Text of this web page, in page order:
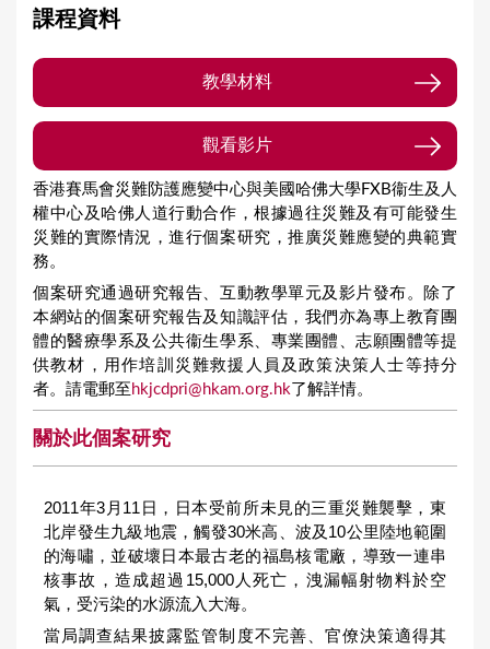
課程資料
教學材料
觀看影片
香港賽馬會災難防護應變中心與美國哈佛大學FXB衞生及人
權中心及哈佛人道行動合作，根據過往災難及有可能發生
災難的實際情況，進行個案研究，推廣災難應變的典範實
務。
個案研究通過研究報告、互動教學單元及影片發布。除了
本網站的個案研究報告及知識評估，我們亦為專上教育團
體的醫療學系及公共衞生學系、專業團體、志願團體等提
供教材，用作培訓災難救援人員及政策決策人士等持分
者。請電郵至 hkjcdpri@hkam.org.hk 了解詳情。
關於此個案研究
2011年3月11日，日本受前所未見的三重災難襲擊，東
北岸發生九級地震，觸發30米高、波及10公里陸地範圍
的海嘯，並破壞日本最古老的福島核電廠，導致一連串
核事故，造成超過15,000人死亡，洩漏幅射物料於空
氣，受污染的水源流入大海。
當局調查結果披露監管制度不完善、官僚決策適得其